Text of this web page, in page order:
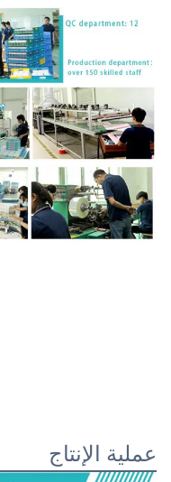
عملية الإنتاج